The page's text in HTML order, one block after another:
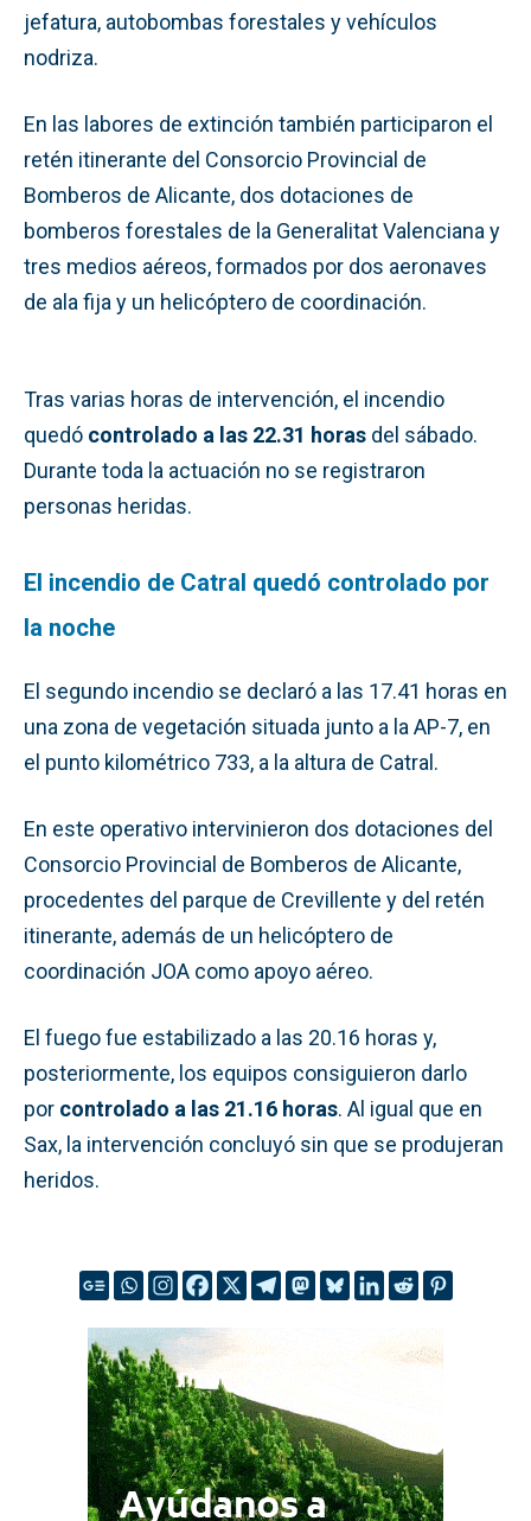
jefatura, autobombas forestales y vehículos
nodriza.
En las labores de extinción también participaron el
retén itinerante del Consorcio Provincial de
Bomberos de Alicante, dos dotaciones de
bomberos forestales de la Generalitat Valenciana y
tres medios aéreos, formados por dos aeronaves
de ala fija y un helicóptero de coordinación.
Tras varias horas de intervención, el incendio
quedó controlado a las 22.31 horas del sábado.
Durante toda la actuación no se registraron
personas heridas.
El incendio de Catral quedó controlado por
la noche
El segundo incendio se declaró a las 17.41 horas en
una zona de vegetación situada junto a la AP-7, en
el punto kilométrico 733, a la altura de Catral.
En este operativo intervinieron dos dotaciones del
Consorcio Provincial de Bomberos de Alicante,
procedentes del parque de Crevillente y del retén
itinerante, además de un helicóptero de
coordinación JOA como apoyo aéreo.
El fuego fue estabilizado a las 20.16 horas y,
posteriormente, los equipos consiguieron darlo
por controlado a las 21.16 horas. Al igual que en
Sax, la intervención concluyó sin que se produjeran
heridos.